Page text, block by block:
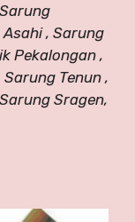
, Sarung
Pekalongan ,
Tenun ,
Sragen,